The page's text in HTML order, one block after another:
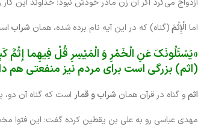
ازدواج می‌کرد اگر آن زن مادر خودش نبود؛ خداوند این کار
اما الْإِثْمَ(گناه) که در این آیه نام برده شده، همان شراب
«یَسْئَلُونَکَ عَنِ الْخَمْرِ وَ الْمَیْسِرِ قُلْ فِیهِما إِثْمٌ
(اثم) بزرگى است براى مردم نیز منفعتى هم
اثمو گناه در قرآن همان شراب و قمار است که گناه آن
مهدى عباسی رو به على بن یقطین کرده گفت: این فتوا